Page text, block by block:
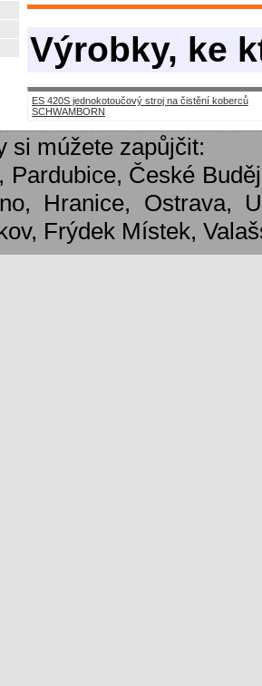
Výrobky, ke
ES 420S jednokotoučový stroj na čistění koberců
SCHWAMBORN
si múžete zapůjčit:
Pardubice, České
Hranice, Ostrava,
Frýdek Místek,